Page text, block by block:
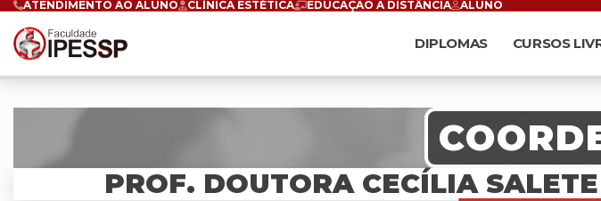
ATENDIMENTO AO ALUNO CLÍNICA ESTÉTICA EDUCAÇÃO A DISTÂNCIA ALUNO
DIPLOMAS CURSOS
PROF. DOUTORA CECÍLIA